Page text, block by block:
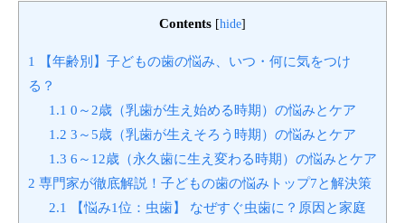
Contents [hide]
1
【年齢別】子どもの歯の悩み、いつ・何に気をつけ
る？
1.1 0～2歳（乳歯が生え始める時期）の悩みとケア
1.2 3～5歳（乳歯が生えそろう時期）の悩みとケア
1.3 6～12歳（永久歯に生え変わる時期）の悩みとケア
2 専門家が徹底解説！子どもの歯の悩みトップ7と解決策
2.1
【悩み1位：虫歯】 なぜすぐ虫歯に？原因と家庭